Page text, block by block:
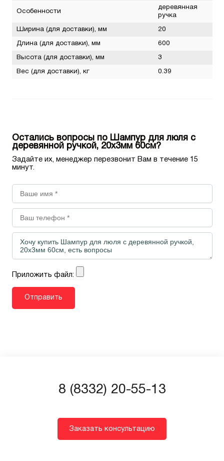
Особенности
деревянная
ручка
Ширина (для доставки), мм 20
Длина (для доставки), мм 600
Высота (для доставки), мм 3
Вес (для доставки), кг 0.39
Остались вопросы по Шампур для люля с
деревянной ручкой, 20х3мм 60см?
Задайте их, менеджер перезвонит Вам в течение 15
минут.
Приложить файл:
8 (8332) 20-55-13
Заказать консультацию